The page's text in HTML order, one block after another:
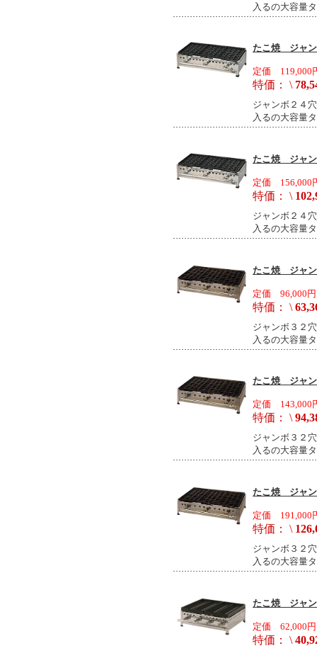
入るの大容量
たこ焼 ジャン
定価 119,000
特価： \
ジャンボ２４
入るの大容量
たこ焼 ジャン
定価 156,000
特価： \
ジャンボ２４
入るの大容量
たこ焼 ジャン
定価 96,000円
特価： \
ジャンボ３２
入るの大容量
たこ焼 ジャン
定価 143,000
特価： \
ジャンボ３２
入るの大容量
たこ焼 ジャン
定価 191,000
特価： \
ジャンボ３２
入るの大容量
たこ焼 ジャン
定価 62,000円
特価： \